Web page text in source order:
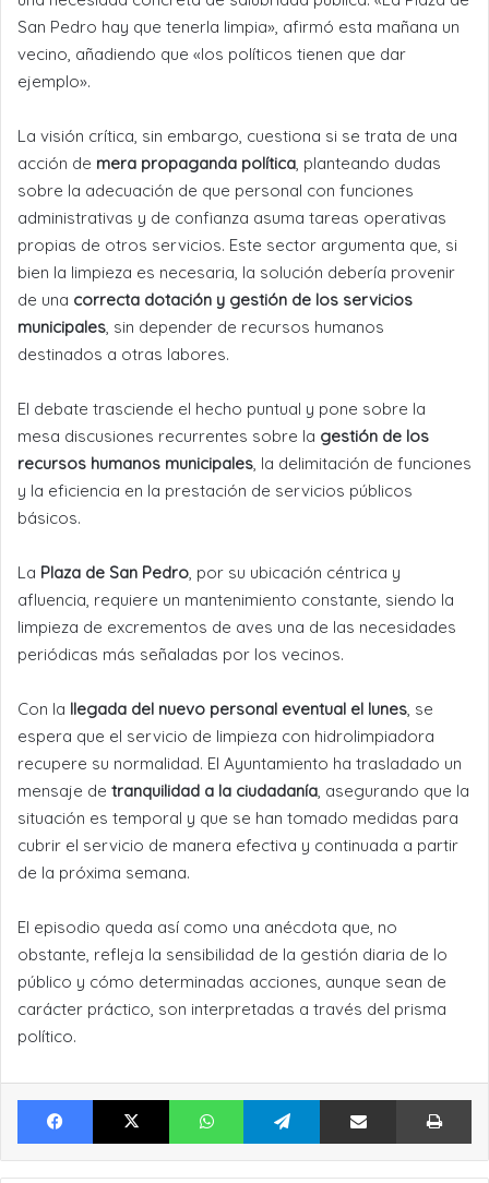
San Pedro hay que tenerla limpia», afirmó esta mañana un
vecino, añadiendo que «los políticos tienen que dar
ejemplo».
La visión crítica, sin embargo, cuestiona si se trata de una
acción de mera propaganda política, planteando dudas
sobre la adecuación de que personal con funciones
administrativas y de confianza asuma tareas operativas
propias de otros servicios. Este sector argumenta que, si
bien la limpieza es necesaria, la solución debería provenir
de una correcta dotación y gestión de los servicios
municipales, sin depender de recursos humanos
destinados a otras labores.
El debate trasciende el hecho puntual y pone sobre la
mesa discusiones recurrentes sobre la gestión de los
recursos humanos municipales, la delimitación de funciones
y la eficiencia en la prestación de servicios públicos
básicos.
La Plaza de San Pedro, por su ubicación céntrica y
afluencia, requiere un mantenimiento constante, siendo la
limpieza de excrementos de aves una de las necesidades
periódicas más señaladas por los vecinos.
Con la llegada del nuevo personal eventual el lunes, se
espera que el servicio de limpieza con hidrolimpiadora
recupere su normalidad. El Ayuntamiento ha trasladado un
mensaje de tranquilidad a la ciudadanía, asegurando que la
situación es temporal y que se han tomado medidas para
cubrir el servicio de manera efectiva y continuada a partir
de la próxima semana.
El episodio queda así como una anécdota que, no
obstante, refleja la sensibilidad de la gestión diaria de lo
público y cómo determinadas acciones, aunque sean de
carácter práctico, son interpretadas a través del prisma
político.
Facebook X WhatsApp Telegram Compartir por Email